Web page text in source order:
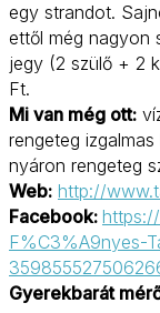
egy strandot.
ettől még nagyon
jegy (2 szülő + 2
Ft.
Mi van még ott:
rengeteg
nyáron rengeteg
Web: http://
Facebook:
F%C3%A9nyes-
Gyerekbarát